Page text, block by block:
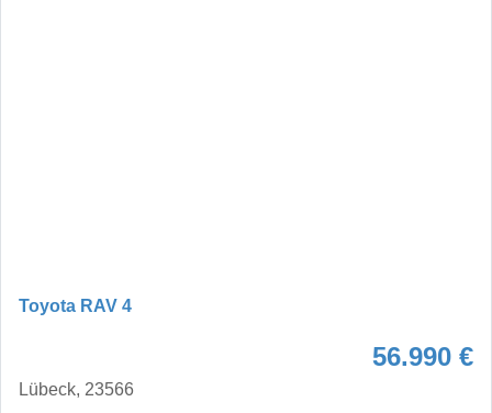
Toyota RAV 4
56.990 €
Lübeck, 23566